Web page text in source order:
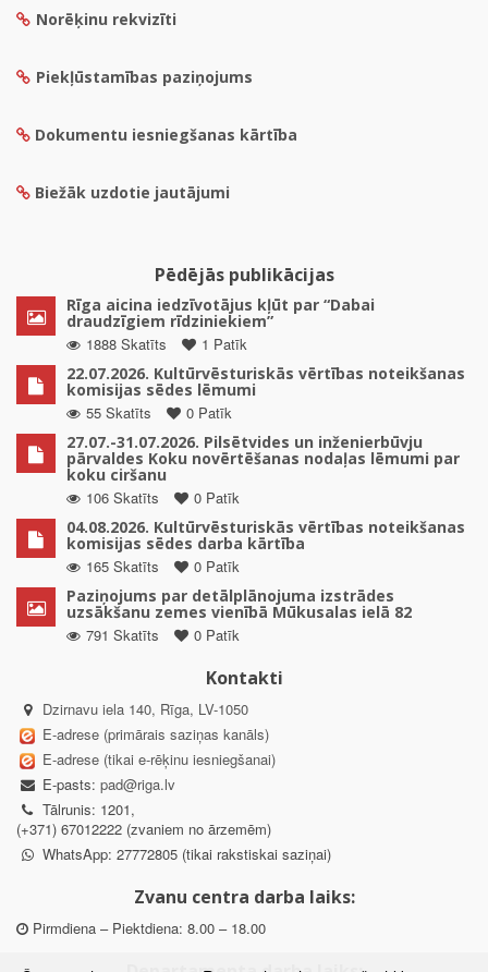
Norēķinu rekvizīti
Piekļūstamības paziņojums
Dokumentu iesniegšanas kārtība
Biežāk uzdotie jautājumi
Pēdējās publikācijas
Rīga aicina iedzīvotājus kļūt par “Dabai
draudzīgiem rīdziniekiem”
1888 Skatīts
1 Patīk
22.07.2026. Kultūrvēsturiskās vērtības noteikšanas
komisijas sēdes lēmumi
55 Skatīts
0 Patīk
27.07.-31.07.2026. Pilsētvides un inženierbūvju
pārvaldes Koku novērtēšanas nodaļas lēmumi par
koku ciršanu
106 Skatīts
0 Patīk
04.08.2026. Kultūrvēsturiskās vērtības noteikšanas
komisijas sēdes darba kārtība
165 Skatīts
0 Patīk
Paziņojums par detālplānojuma izstrādes
uzsākšanu zemes vienībā Mūkusalas ielā 82
791 Skatīts
0 Patīk
Kontakti
Dzirnavu iela 140, Rīga, LV-1050
E-adrese (primārais saziņas kanāls)
E-adrese (tikai e-rēķinu iesniegšanai)
E-pasts: pad@riga.lv
Tālrunis: 1201,
(+371) 67012222 (zvaniem no ārzemēm)
WhatsApp: 27772805 (tikai rakstiskai saziņai)
Zvanu centra darba laiks:
Pirmdiena – Piektdiena: 8.00 – 18.00